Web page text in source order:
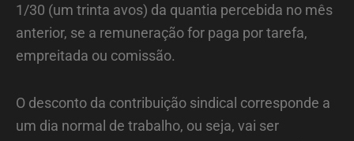
1/30 (um trinta avos) da quantia percebida no mês
anterior, se a remuneração for paga por tarefa,
empreitada ou comissão.
O desconto da contribuição sindical corresponde a
um dia normal de trabalho, ou seja, vai ser